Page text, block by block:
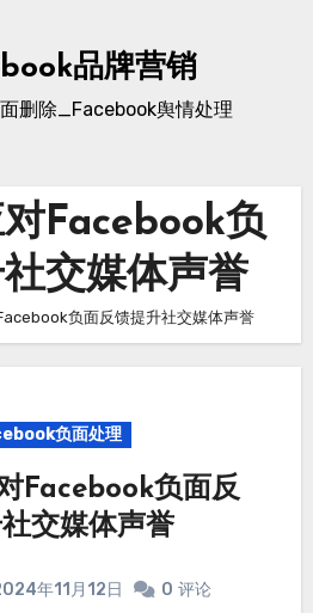
品牌营销
删除_Facebook舆情处理
Facebook负
交媒体声誉
负面反馈提升社交媒体声誉
负面处理
Facebook负面反
交媒体声誉
年11月12日 0 评论